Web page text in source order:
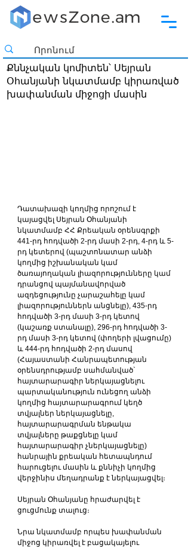
Քննչական կոմիտեն՝ Սեյրան
Օհանյանի նկատմամբ կիրառված
խափանման միջոցի մասին
Դատախազի կողմից որոշում է
կայացվել Սեյրան Օհանյանի
նկատմամբ ՀՀ Քրեական օրենսգրքի
441-րդ հոդվածի 2-րդ մասի 2-րդ, 4-րդ և 5-
րդ կետերով (պաշտոնատար անձի
կողմից իշխանական կամ
ծառայողական լիազորությունները կամ
դրանցով պայմանավորված
ազդեցությունը չարաշահելը կամ
լիազորություններն անցնելը), 435-րդ
հոդվածի 3-րդ մասի 3-րդ կետով
(կաշառք ստանալը), 296-րդ հոդվածի 3-
րդ մասի 3-րդ կետով (փողերի լվացումը)
և 444-րդ հոդվածի 2-րդ մասով
(Հայաստանի Հանրապետության
օրենսդրությամբ սահմանված`
հայտարարագիր ներկայացնելու
պարտականություն ունեցող անձի
կողմից հայտարարագրում կեղծ
տվյալներ ներկայացնելը,
հայտարարագրման ենթակա
տվյալները թաքցնելը կամ
հայտարարագիր չներկայացնելը)
հանրային քրեական հետապնդում
հարուցելու մասին և քննիչի կողմից
վերջինիս մեղադրանք է ներկայացվել։
Սեյրան Օհանյանը հրաժարվել է
ցուցմունք տալուց։
Նրա նկատմամբ որպես խափանման
միջոց կիրառվել է բացակայելու